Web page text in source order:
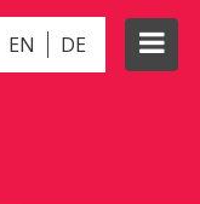
EN DE